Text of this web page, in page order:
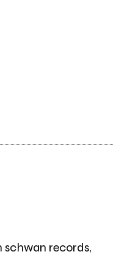
schwan records,